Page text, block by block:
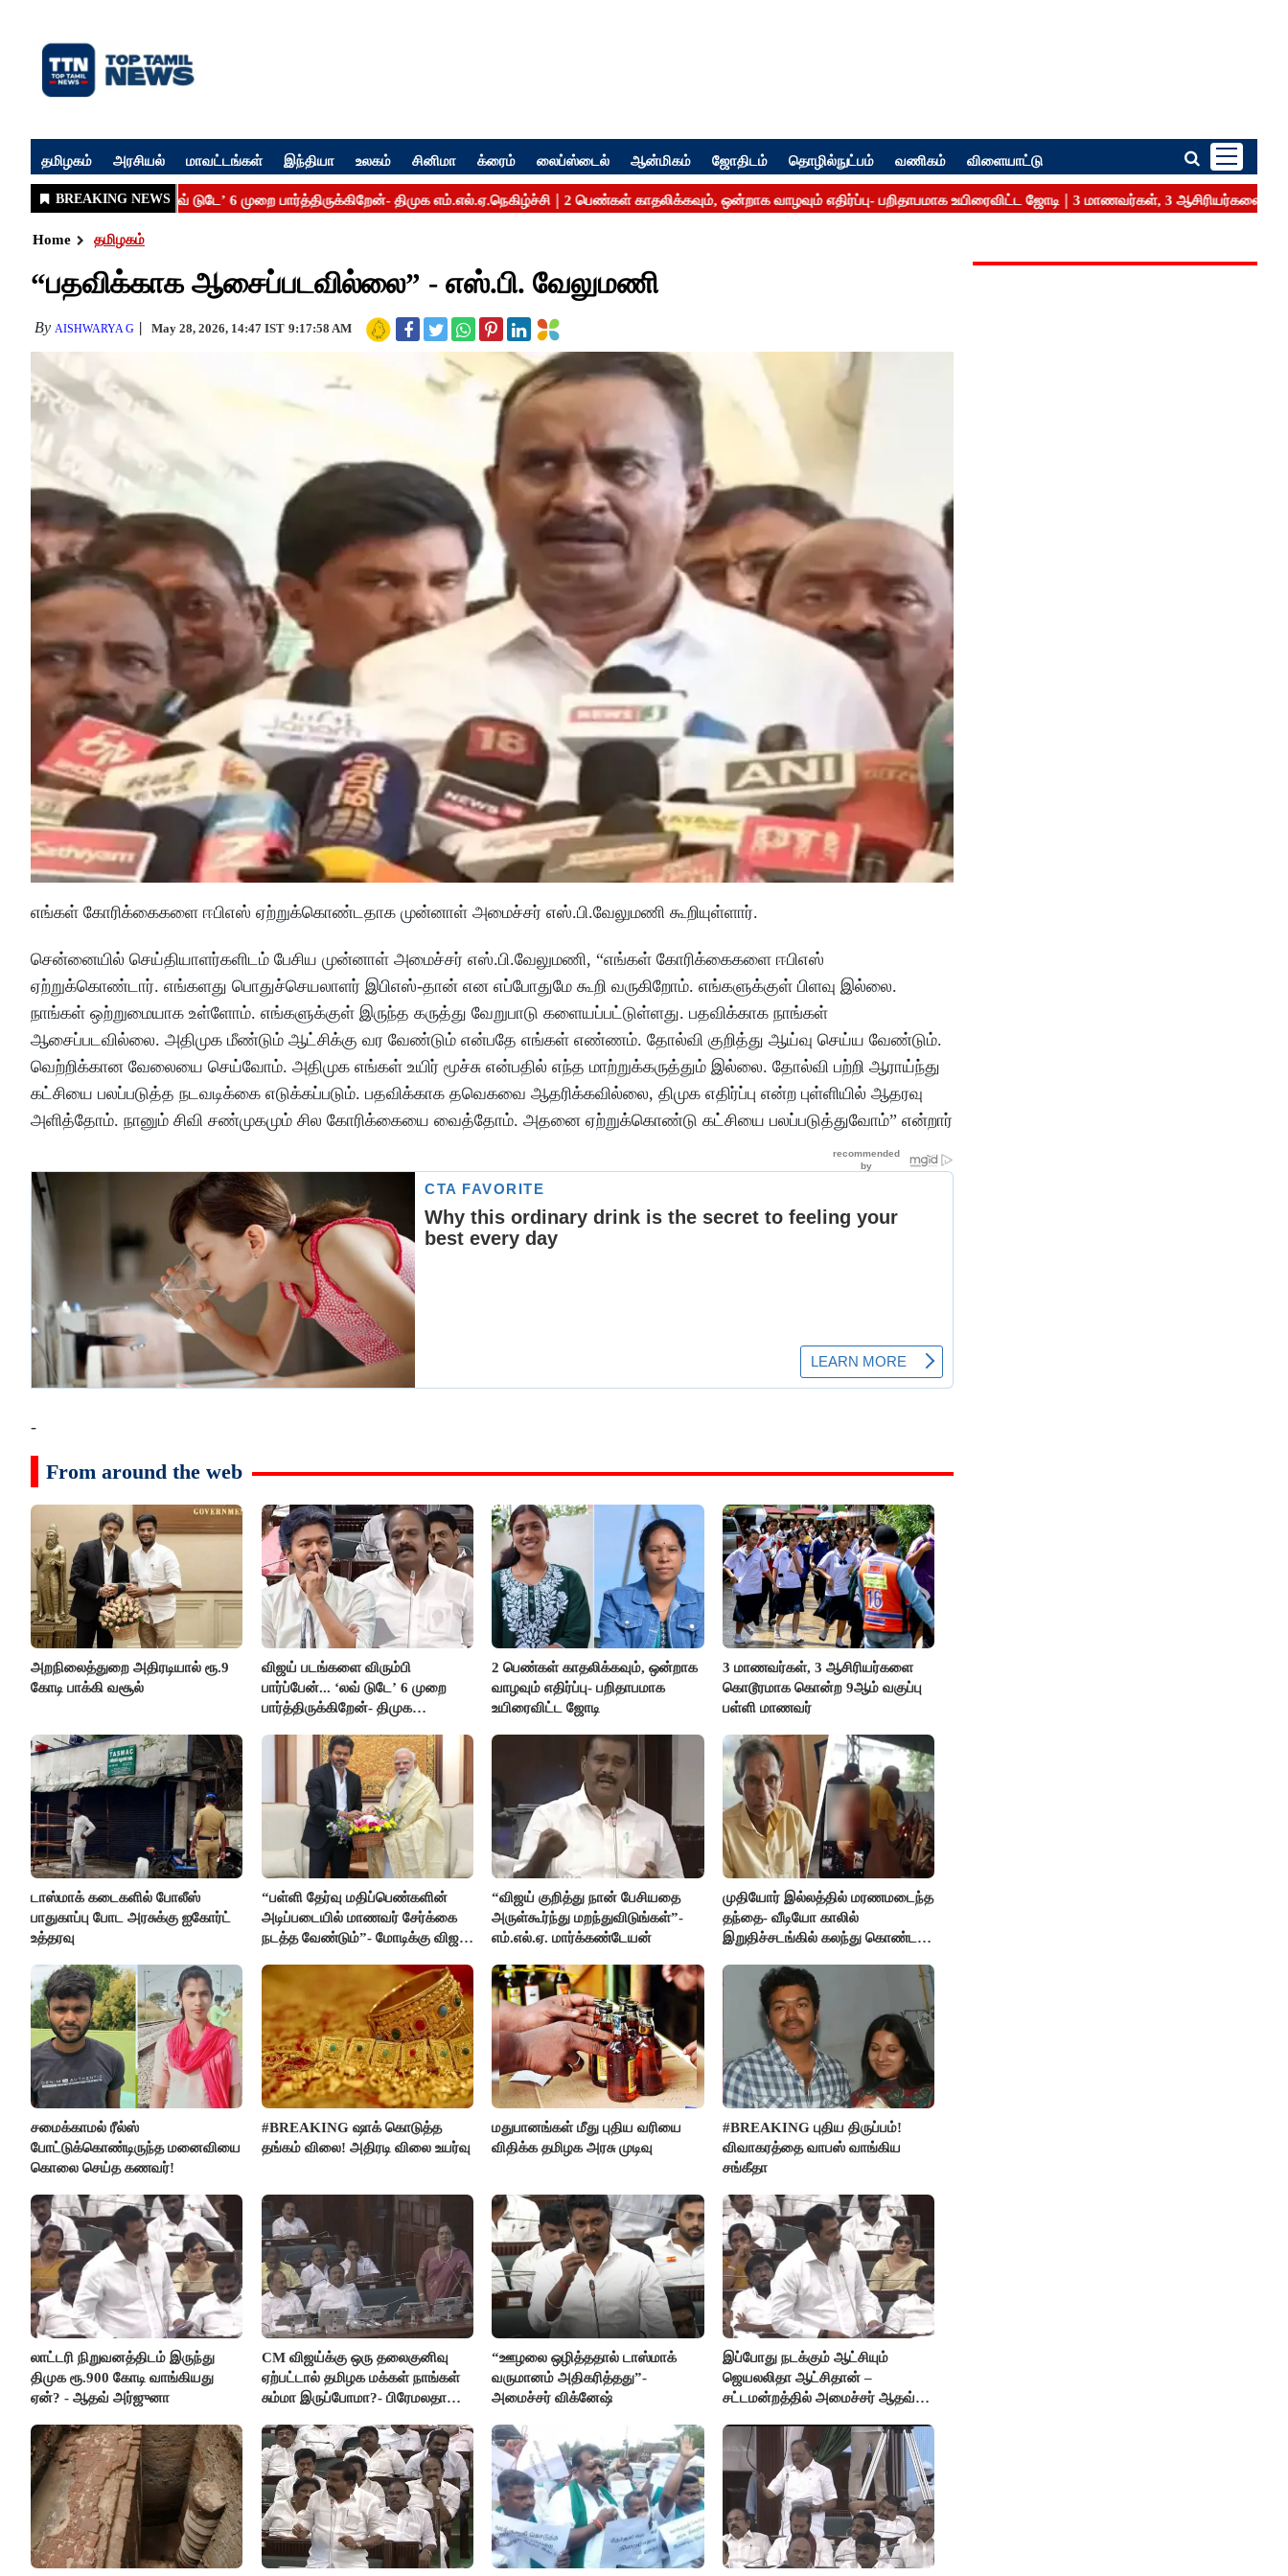
தமிழகம் அரசியல் மாவட்டங்கள் இந்தியா உலகம் சினிமா க்ரைம் லைப்ஸ்டைல் ஆன்மிகம் ஜோதிடம் தொழில்நுட்பம் வணிகம் விளையாட்டு
Home தமிழகம்
“பதவிக்காக ஆசைப்படவில்லை” - எஸ்.பி. வேலுமணி
By AISHWARYA G May 28, 2026, 14:47 IST 9:17:58 AM
எங்கள் கோரிக்கைகளை ஈபிஎஸ் ஏற்றுக்கொண்டதாக முன்னாள் அமைச்சர் எஸ்.பி.வேலுமணி கூறியுள்ளார்.
சென்னையில் செய்தியாளர்களிடம் பேசிய முன்னாள் அமைச்சர் எஸ்.பி.வேலுமணி, “எங்கள் கோரிக்கைகளை ஈபிஎஸ்
ஏற்றுக்கொண்டார். எங்களது பொதுச்செயலாளர் இபிஎஸ்-தான் என எப்போதுமே கூறி வருகிறோம். எங்களுக்குள் பிளவு இல்லை.
நாங்கள் ஒற்றுமையாக உள்ளோம். எங்களுக்குள் இருந்த கருத்து வேறுபாடு களையப்பட்டுள்ளது. பதவிக்காக நாங்கள்
ஆசைப்படவில்லை. அதிமுக மீண்டும் ஆட்சிக்கு வர வேண்டும் என்பதே எங்கள் எண்ணம். தோல்வி குறித்து ஆய்வு செய்ய வேண்டும்.
வெற்றிக்கான வேலையை செய்வோம். அதிமுக எங்கள் உயிர் மூச்சு என்பதில் எந்த மாற்றுக்கருத்தும் இல்லை. தோல்வி பற்றி ஆராய்ந்து
கட்சியை பலப்படுத்த நடவடிக்கை எடுக்கப்படும். பதவிக்காக தவெகவை ஆதரிக்கவில்லை, திமுக எதிர்ப்பு என்ற புள்ளியில் ஆதரவு
அளித்தோம். நானும் சிவி சண்முகமும் சில கோரிக்கையை வைத்தோம். அதனை ஏற்றுக்கொண்டு கட்சியை பலப்படுத்துவோம்” என்றார்
-
From around the web
அறநிலைத்துறை அதிரடியால் ரூ.9
கோடி பாக்கி வசூல்
விஜய் படங்களை விரும்பி
பார்ப்பேன்... ‘லவ் டுடே’ 6 முறை
பார்த்திருக்கிறேன்- திமுக
2 பெண்கள் காதலிக்கவும், ஒன்றாக
வாழவும் எதிர்ப்பு- பறிதாபமாக
உயிரைவிட்ட ஜோடி
3 மாணவர்கள், 3 ஆசிரியர்களை
கொடூரமாக கொன்ற 9ஆம் வகுப்பு
பள்ளி மாணவர்
டாஸ்மாக் கடைகளில் போலீஸ்
பாதுகாப்பு போட அரசுக்கு ஐகோர்ட்
உத்தரவு
“பள்ளி தேர்வு மதிப்பெண்களின்
அடிப்படையில் மாணவர் சேர்க்கை
நடத்த வேண்டும்”- மோடிக்கு விஜய்
“விஜய் குறித்து நான் பேசியதை
அருள்கூர்ந்து மறந்துவிடுங்கள்”-
எம்.எல்.ஏ. மார்க்கண்டேயன்
முதியோர் இல்லத்தில் மரணமடைந்த
தந்தை- வீடியோ காலில்
இறுதிச்சடங்கில் கலந்து கொண்ட
சமைக்காமல் ரீல்ஸ்
போட்டுக்கொண்டிருந்த மனைவியை
கொலை செய்த கணவர்!
#BREAKING ஷாக் கொடுத்த
தங்கம் விலை! அதிரடி விலை உயர்வு
மதுபானங்கள் மீது புதிய வரியை
விதிக்க தமிழக அரசு முடிவு
#BREAKING புதிய திருப்பம்!
விவாகரத்தை வாபஸ் வாங்கிய
சங்கீதா
லாட்டரி நிறுவனத்திடம் இருந்து
திமுக ரூ.900 கோடி வாங்கியது
ஏன்? - ஆதவ் அர்ஜுனா
CM விஜய்க்கு ஒரு தலைகுனிவு
ஏற்பட்டால் தமிழக மக்கள் நாங்கள்
சும்மா இருப்போமா?- பிரேமலதா
“ஊழலை ஒழித்ததால் டாஸ்மாக்
வருமானம் அதிகரித்தது”-
அமைச்சர் விக்னேஷ்
இப்போது நடக்கும் ஆட்சியும்
ஜெயலலிதா ஆட்சிதான் –
சட்டமன்றத்தில் அமைச்சர் ஆதவ்